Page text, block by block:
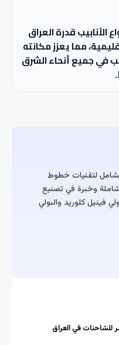
الأنابيب قدرة العراق
مما يعزز مكانته
في جميع أنحاء الشرق
لتقنيات خطوط
وخبرة في تصنيع
فينيل كلوريد والبولي
للشاحنات في العراق